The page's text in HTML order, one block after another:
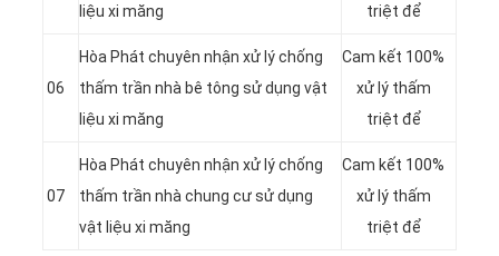
liệu xi măng
triệt để
06
Hòa Phát chuyên nhận xử lý chống
thấm trần nhà bê tông sử dụng vật
liệu xi măng
Cam kết 100%
xử lý thấm
triệt để
07
Hòa Phát chuyên nhận xử lý chống
thấm trần nhà chung cư sử dụng
vật liệu xi măng
Cam kết 100%
xử lý thấm
triệt để